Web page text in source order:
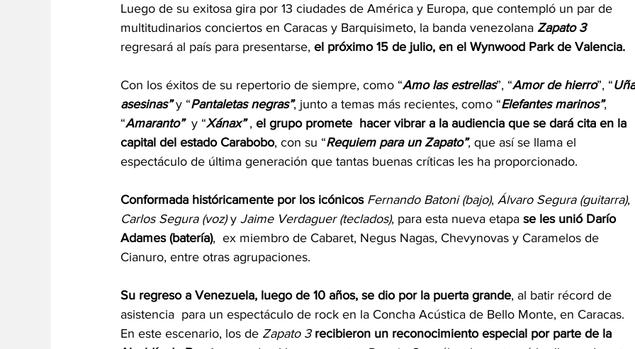
Luego de su exitosa gira por 13 ciudades de América y Europa, que contempló un par de
multitudinarios conciertos en Caracas y Barquisimeto, la banda venezolana Zapato 3
regresará al país para presentarse, el próximo 15 de julio, en el Wynwood Park de Valencia.
Con los éxitos de su repertorio de siempre, como “Amo las estrellas”, “Amor de hierro”, “
asesinas” y “Pantaletas negras”, junto a temas más recientes, como “Elefantes marinos”,
“Amaranto”
  y “
Xánax” , el grupo promete  hacer vibrar a la audiencia que se dará cita en la
capital del estado Carabobo, con su “Requiem para un Zapato”, que así se llama el
espectáculo de última generación que tantas buenas críticas les ha proporcionado.
Conformada históricamente por los icónicos Fernando Batoni (bajo), Álvaro Segura (guitarra),
Carlos Segura (voz) y Jaime Verdaguer (teclados), para esta nueva etapa se les unió Darío
Adames (batería),  ex miembro de Cabaret, Negus Nagas, Chevynovas y Caramelos de
Cianuro, entre otras agrupaciones.
Su regreso a Venezuela, luego de 10 años, se dio por la puerta grande, al batir récord de
asistencia  para un espectáculo de rock en la Concha Acústica de Bello Monte, en Caracas.
En este escenario, los de Zapato 3 recibieron un reconocimiento especial por parte de la